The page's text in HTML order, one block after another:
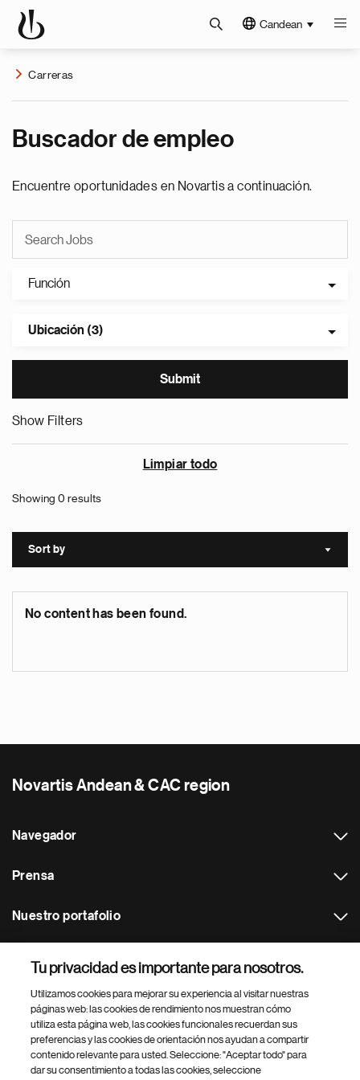
Candean
Carreras
Buscador de empleo
Encuentre oportunidades en Novartis a continuación.
Función
Ubicación (3)
Show Filters
Limpiar todo
Showing 0 results
Sort by Sort
No content has been found.
Novartis Andean & CAC region
Navegador
Prensa
Nuestro portafolio
Footer Site Search
Tu privacidad es importante para nosotros.
Utilizamos cookies para mejorar su experiencia al visitar nuestras
páginas web: las cookies de rendimiento nos muestran cómo
utiliza esta página web, las cookies funcionales recuerdan sus
preferencias y las cookies de orientación nos ayudan a compartir
contenido relevante para usted. Seleccione: "Aceptar todo" para
dar su consentimiento a todas las cookies, seleccione